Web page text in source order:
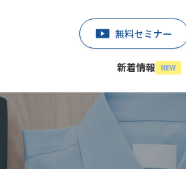
無料セミナー
新着情報 NEW